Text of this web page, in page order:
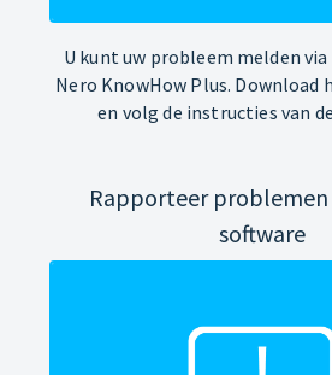
U kunt uw probleem melden
Nero KnowHow Plus. Download
en volg de instructies van
Rapporteer problemen
software